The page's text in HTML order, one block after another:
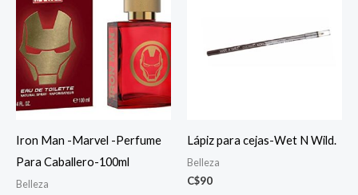
Iron Man -Marvel -Perfume
Para Caballero-100ml
Belleza
Lápiz para cejas-Wet N Wild.
Belleza
C$90